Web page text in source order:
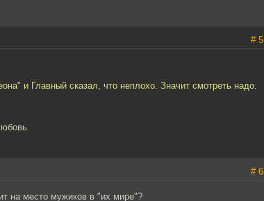
# 5
и Главный сказал, что неплохо. Значит смотреть надо.
# 6
на место мужиков в "их мире"?